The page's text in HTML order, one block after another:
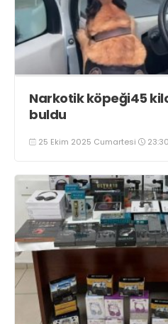
Narkotik köpeği45
buldu
25 Ekim 2025 Cumartesi 23:30